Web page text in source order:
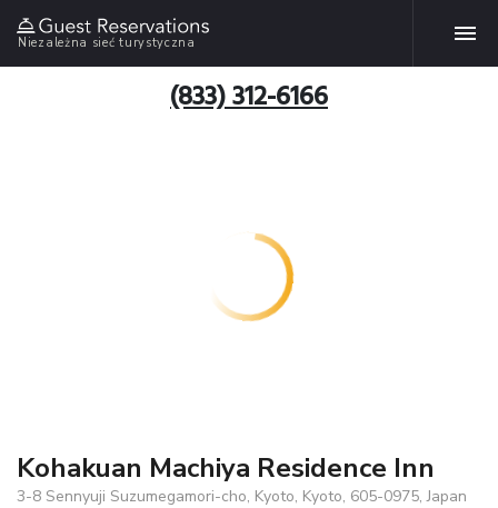
Niezależna sieć turystyczna
(833) 312-6166
Kohakuan Machiya Residence Inn
3-8 Sennyuji Suzumegamori-cho, Kyoto, Kyoto, 605-0975, Japan